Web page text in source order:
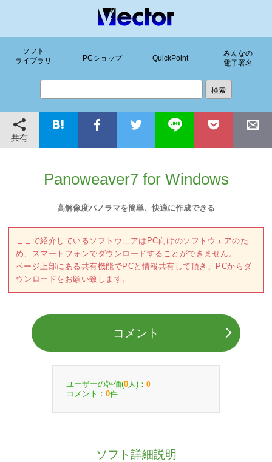
ソフト
ライブラリ
PCショップ QuickPoint
みんなの
電子署名
共有
Panoweaver7 for Windows
高解像度パノラマを簡単、快適に作成できる
ここで紹介しているソフトウェアはPC向けのソフトウェアのた
め、スマートフォンでダウンロードすることができません。
ページ上部にある共有機能でPCと情報共有して頂き、PCからダ
ウンロードをお願い致します。
コメント
ユーザーの評価(0 人)： 0
コメント： 0件
ソフト詳細説明